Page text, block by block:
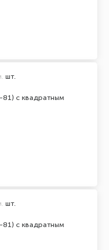
с квадратным
шт.
с квадратным
шт.